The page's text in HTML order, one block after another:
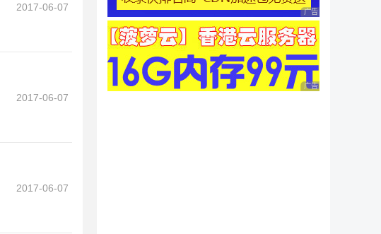
2017-06-07
2017-06-07
2017-06-07
广告 商业广告，理性
广告 商业广告，理性